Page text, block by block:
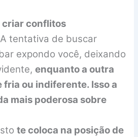
criar conflitos
A tentativa de buscar
expondo você, deixando
enquanto a outra
ou indiferente. Isso a
mais poderosa sobre
te coloca na posição de